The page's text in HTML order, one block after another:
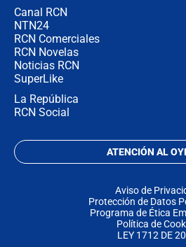
Canal RCN
NTN24
RCN Comerciales
RCN Novelas
Noticias RCN
SuperLike
La República
RCN Social
ATENCIÓN AL
Aviso de
Protección de Datos
Programa de Ética
Política de
LEY 1712 DE